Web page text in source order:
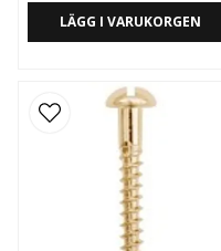
LÄGG I VARUKORGEN